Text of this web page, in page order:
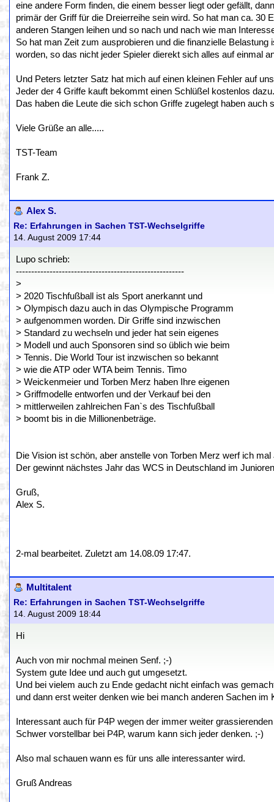
eine andere Form finden, die einem besser liegt oder gefällt,
primär der Griff für die Dreierreihe sein wird. So hat man ca. 30
anderen Stangen leihen und so nach und nach wie man
So hat man Zeit zum ausprobieren und die finanzielle
worden, so das nicht jeder Spieler dierekt sich alles auf einmal
Und Peters letzter Satz hat mich auf einen kleinen Fehler auf
Jeder der 4 Griffe kauft bekommt einen Schlüßel kostenlos
Das haben die Leute die sich schon Griffe zugelegt haben auch
Viele Grüße an alle.....
TST-Team
Frank Z.
Alex S.
Re: Erfahrungen in Sachen TST-Wechselgriffe
14. August 2009 17:44
Lupo schrieb:
-------------------------------------------------------
>
> 2020 Tischfußball ist als Sport anerkannt und
> Olympisch dazu auch in das Olympische Programm
> aufgenommen worden. Dir Griffe sind inzwischen
> Standard zu wechseln und jeder hat sein eigenes
> Modell und auch Sponsoren sind so üblich wie beim
> Tennis. Die World Tour ist inzwischen so bekannt
> wie die ATP oder WTA beim Tennis. Timo
> Weickenmeier und Torben Merz haben Ihre eigenen
> Griffmodelle entworfen und der Verkauf bei den
> mittlerweilen zahlreichen Fan`s des Tischfußball
> boomt bis in die Millionenbeträge.
Die Vision ist schön, aber anstelle von Torben Merz werf ich
Der gewinnt nächstes Jahr das WCS in Deutschland im
Gruß,
Alex S.
2-mal bearbeitet. Zuletzt am 14.08.09 17:47.
Multitalent
Re: Erfahrungen in Sachen TST-Wechselgriffe
14. August 2009 18:44
Hi
Auch von mir nochmal meinen Senf. ;-)
System gute Idee und auch gut umgesetzt.
Und bei vielem auch zu Ende gedacht nicht einfach was
und dann erst weiter denken wie bei manch anderen Sachen im
Interessant auch für P4P wegen der immer weiter
Schwer vorstellbar bei P4P, warum kann sich jeder denken. ;-)
Also mal schauen wann es für uns alle interessanter wird.
Gruß Andreas